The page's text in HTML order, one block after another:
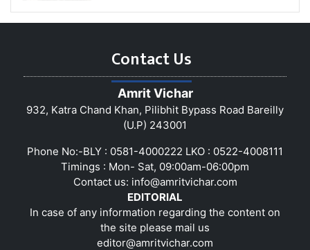
Contact Us
Amrit Vichar
932, Katra Chand Khan, Pilibhit Bypass Road Bareilly
(U.P) 243001
Phone No:-BLY : 0581-4000222 LKO : 0522-4008111
Timings : Mon- Sat, 09:00am-06:00pm
Contact us: info@amritvichar.com
EDITORIAL
In case of any information regarding the content on
the site please mail us
editor@amritvichar.com